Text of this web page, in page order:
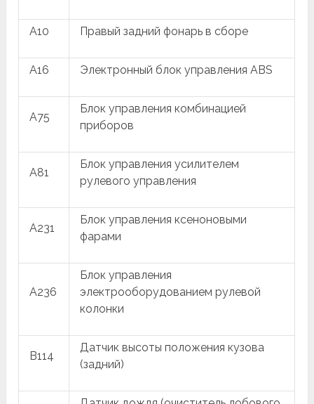
A10 Правый задний фонарь в сборе
A16 Электронный блок управления ABS
A75
Блок управления комбинацией
приборов
A81
Блок управления усилителем
рулевого управления
A231
Блок управления ксеноновыми
фарами
A236
Блок управления
электрооборудованием рулевой
колонки
B114
Датчик высоты положения кузова
(задний)